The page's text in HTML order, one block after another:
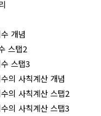
개념
스탭2
스탭3
의 사칙계산 개념
의 사칙계산 스탭2
의 사칙계산 스탭3